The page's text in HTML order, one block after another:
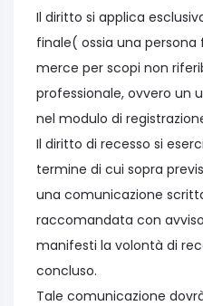
Il diritto si applica
finale( ossia una
merce per scopi non
professionale, ovvero un
nel modulo di
Il diritto di recesso si
termine di cui sopra
una comunicazione
raccomandata con
manifesti la volontà di
concluso.
Tale comunicazione